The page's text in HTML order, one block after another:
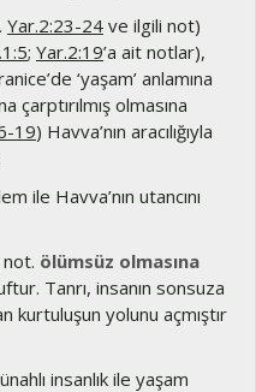
Yar.2:23-24 ve ilgili not)
; Yar.2:19’a ait notlar),
‘yaşam’ anlamına
olmasına
19) Havva’nın aracılığıyla
ile Havva’nın utancını
not. ölümsüz olmasına
Tanrı, insanın sonsuza
kurtuluşun yolunu açmıştır
insanlık ile yaşam